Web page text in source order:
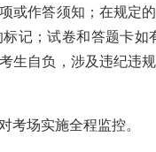
或作答须知；在规定
记；试卷和答题卡
生自负，涉及违纪违
考场实施全程监控。